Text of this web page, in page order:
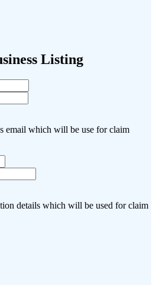
Listing
email which will be use for claim
details which will be used for claim